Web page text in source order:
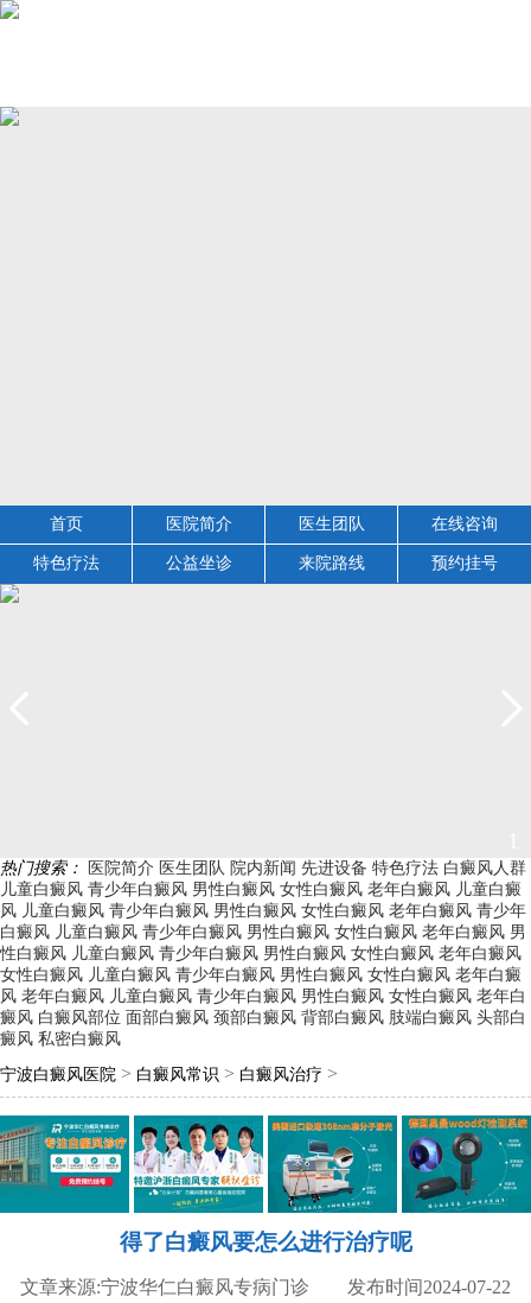
首页 医院简介 医生团队 在线咨询
特色疗法 公益坐诊 来院路线 预约挂号
热门搜索： 医院简介 医生团队 院内新闻 先进设备 特色疗法 白癜风人群
儿童白癜风 青少年白癜风 男性白癜风 女性白癜风 老年白癜风 儿童白癜
风 儿童白癜风 青少年白癜风 男性白癜风 女性白癜风 老年白癜风 青少年
白癜风 儿童白癜风 青少年白癜风 男性白癜风 女性白癜风 老年白癜风 男
性白癜风 儿童白癜风 青少年白癜风 男性白癜风 女性白癜风 老年白癜风
女性白癜风 儿童白癜风 青少年白癜风 男性白癜风 女性白癜风 老年白癜
风 老年白癜风 儿童白癜风 青少年白癜风 男性白癜风 女性白癜风 老年白
癜风 白癜风部位 面部白癜风 颈部白癜风 背部白癜风 肢端白癜风 头部白
癜风 私密白癜风
宁波白癜风医院 > 白癜风常识 > 白癜风治疗 >
得了白癜风要怎么进行治疗呢
文章来源:宁波华仁白癜风专病门诊 发布时间2024-07-22